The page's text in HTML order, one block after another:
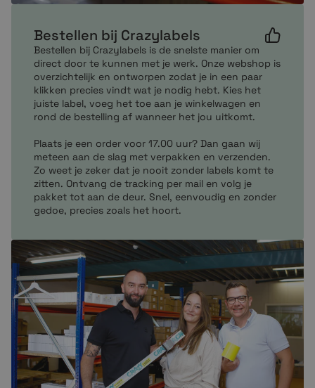
beoordelen ons met een 9,7)
Gratis op rekening bestellen
Mocht je vragen hebben over onze producten neem
dan per mail of telefonisch contact met ons op. Onze
customer service zit altijd voor je klaar om je te helpen
Bestellen bij Crazylabels
Bestellen bij Crazylabels is de snelste manier om
direct door te kunnen met je werk. Onze webshop is
overzichtelijk en ontworpen zodat je in een paar
klikken precies vindt wat je nodig hebt. Kies het
juiste label, voeg het toe aan je winkelwagen en
rond de bestelling af wanneer het jou uitkomt.
Plaats je een order voor 17.00 uur? Dan gaan wij
meteen aan de slag met verpakken en verzenden.
Zo weet je zeker dat je nooit zonder labels komt te
zitten. Ontvang de tracking per mail en volg je
pakket tot aan de deur. Snel, eenvoudig en zonder
gedoe, precies zoals het hoort.